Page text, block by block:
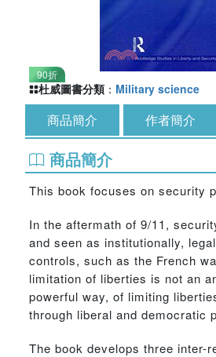
90折
杜威圖書分類 ： Military science
商品簡介 作者簡介
商品簡介
This book focuses on security
In the aftermath of 9/11,
and seen as institutionally,
controls, such as the French
limitation of liberties is not an
powerful way, of limiting
through liberal and democratic
The book develops three